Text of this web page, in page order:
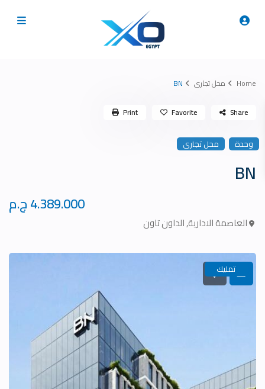
Home محل تجارى BN
وحدة محل تجارى
BN
العاصمة الادارية,الداون تاون
Share
Favorite
Print
تمليك